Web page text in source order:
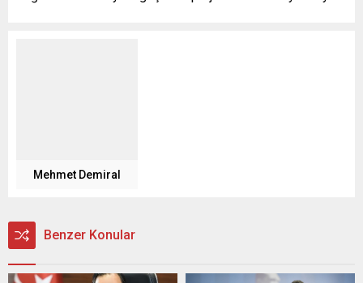
Mehmet Demiral
Benzer Konular